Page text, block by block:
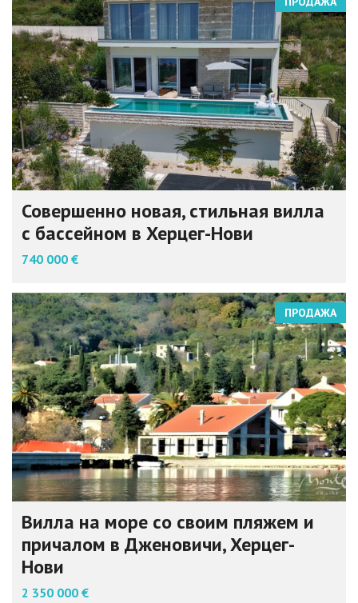
Совершенно новая, стильная вилла
с бассейном в Херцег-Нови
740 000 €
ПРОДАЖА
Вилла на море со своим пляжем и
причалом в Дженовичи, Херцег-
Нови
2 350 000 €